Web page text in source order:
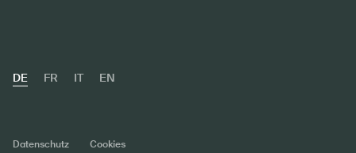
DE FR IT EN
Datenschutz Cookies